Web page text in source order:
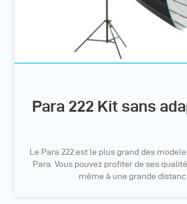
Para 222 Kit sans
Le Para 222 est le plus grand des
Para. Vous pouvez profiter de ses
même à une grande